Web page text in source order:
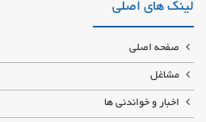
لینک های اصلی
صفحه اصلی
مشاغل
اخبار و خواندنی ها